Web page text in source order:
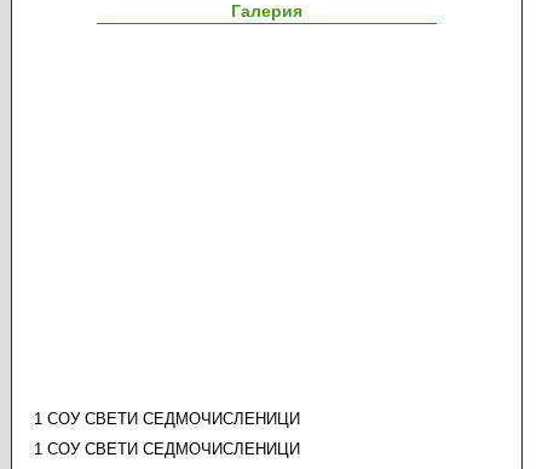
Галерия
1 СОУ СВЕТИ СЕДМОЧИСЛЕНИЦИ
1 СОУ СВЕТИ СЕДМОЧИСЛЕНИЦИ